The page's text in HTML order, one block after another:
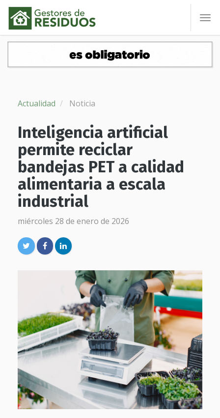
Actualidad Noticia
Inteligencia artificial
permite reciclar
bandejas PET a calidad
alimentaria a escala
industrial
miércoles 28 de enero de 2026